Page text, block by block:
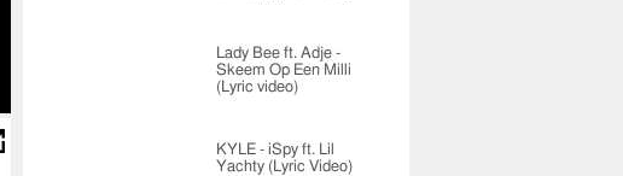
Lady Bee ft. Adje -
Skeem Op Een Milli
(Lyric video)
KYLE - iSpy ft. Lil
Yachty (Lyric Video)